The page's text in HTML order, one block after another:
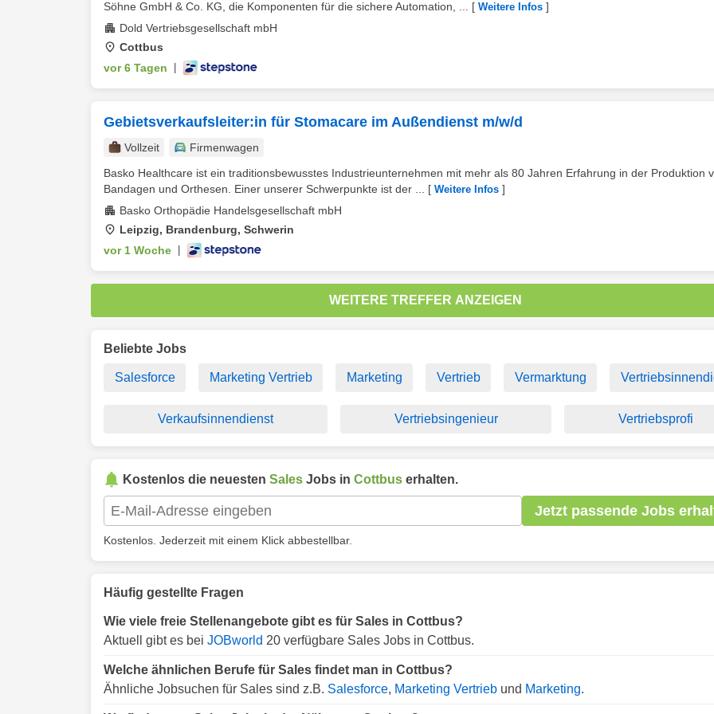
Söhne GmbH & Co. KG, die Komponenten für die sichere Automation, ... [ Weitere Infos ]
Dold Vertriebsgesellschaft mbH
Cottbus
vor 6 Tagen
Gebietsverkaufsleiter:in für Stomacare im Außendienst m/w/d
Vollzeit
Firmenwagen
Basko Healthcare ist ein traditionsbewusstes Industrieunternehmen mit mehr als 80 Jahren Erfahrung in der Produktion
Bandagen und Orthesen. Einer unserer Schwerpunkte ist der ...
[ Weitere Infos ]
Basko Orthopädie Handelsgesellschaft mbH
Leipzig, Brandenburg, Schwerin
vor 1 Woche
WEITERE TREFFER ANZEIGEN
Beliebte Jobs
Salesforce Marketing Vertrieb Marketing Vertrieb Vermarktung
Verkaufsinnendienst Vertriebsingenieur Vertriebsprofi
Kostenlos die neuesten Sales Jobs in Cottbus erhalten.
Jetzt passende Jobs
Kostenlos. Jederzeit mit einem Klick abbestellbar.
Häufig gestellte Fragen
Wie viele freie Stellenangebote gibt es für Sales in Cottbus?
Aktuell gibt es bei JOBworld 20 verfügbare Sales Jobs in Cottbus.
Welche ähnlichen Berufe für Sales findet man in Cottbus?
Ähnliche Jobsuchen für Sales sind z.B. Salesforce, Marketing Vertrieb und Marketing.